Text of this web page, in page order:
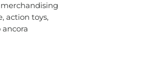
action toys,